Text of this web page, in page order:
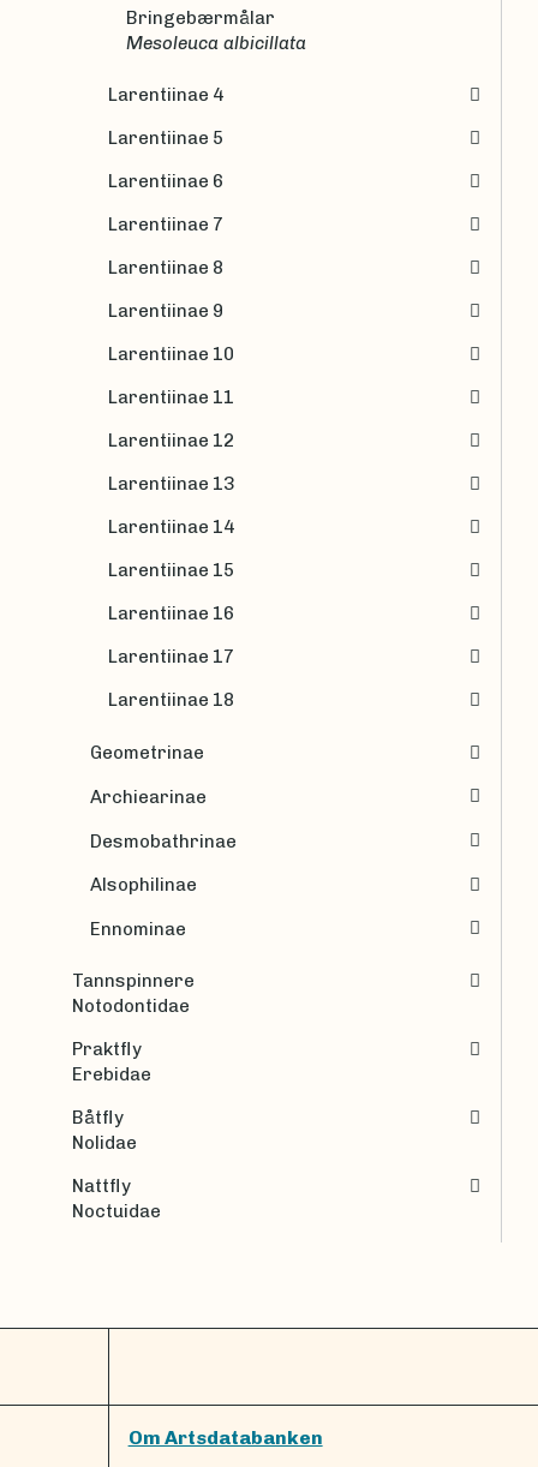
Bringebærmålar
Mesoleuca albicillata
Larentiinae 4
Larentiinae 5
Larentiinae 6
Larentiinae 7
Larentiinae 8
Larentiinae 9
Larentiinae 10
Larentiinae 11
Larentiinae 12
Larentiinae 13
Larentiinae 14
Larentiinae 15
Larentiinae 16
Larentiinae 17
Larentiinae 18
Geometrinae
Archiearinae
Desmobathrinae
Alsophilinae
Ennominae
Tannspinnere
Notodontidae
Praktfly
Erebidae
Båtfly
Nolidae
Nattfly
Noctuidae
Om Artsdatabanken